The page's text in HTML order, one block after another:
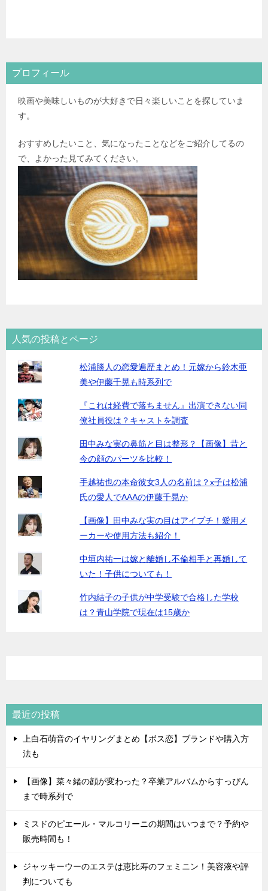
プロフィール
映画や美味しいものが大好きで日々楽しいことを探していま
す。
おすすめしたいこと、気になったことなどをご紹介してるの
で、よかった見てみてください。
人気の投稿とページ
松浦勝人の恋愛遍歴まとめ！元嫁から鈴木亜
美や伊藤千晃も時系列で
『これは経費で落ちません』出演できない同
僚社員役は？キャストを調査
田中みな実の鼻筋と目は整形？【画像】昔と
今の顔のパーツを比較！
手越祐也の本命彼女3人の名前は？x子は松浦
氏の愛人でAAAの伊藤千晃か
【画像】田中みな実の目はアイプチ！愛用メ
ーカーや使用方法も紹介！
中垣内祐一は嫁と離婚し不倫相手と再婚して
いた！子供についても！
竹内結子の子供が中学受験で合格した学校
は？青山学院で現在は15歳か
最近の投稿
上白石萌音のイヤリングまとめ【ボス恋】ブランドや購入方
法も
【画像】菜々緒の顔が変わった？卒業アルバムからすっぴん
まで時系列で
ミスドのピエール・マルコリーニの期間はいつまで？予約や
販売時間も！
ジャッキーウーのエステは恵比寿のフェミニン！美容液や評
判についても